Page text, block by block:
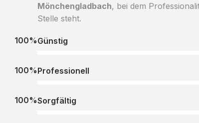
Mönchengladbach, bei dem
Stelle steht.
Günstig
100%
Professionell
100%
Sorgfältig
100%